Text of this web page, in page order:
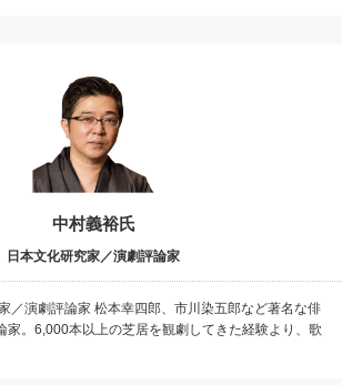
中村義裕氏
日本文化研究家／演劇評論家
／演劇評論家 松本幸四郎、市川染五郎など著名な俳
家。6,000本以上の芝居を観劇してきた経験より、歌